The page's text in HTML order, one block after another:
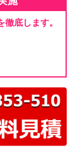
底します。